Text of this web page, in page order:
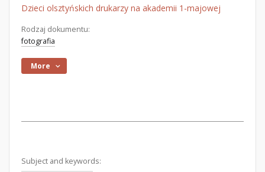
Dzieci olsztyńskich drukarzy na akademii 1-majowej
Rodzaj dokumentu:
fotografia
More
Subject and keywords: